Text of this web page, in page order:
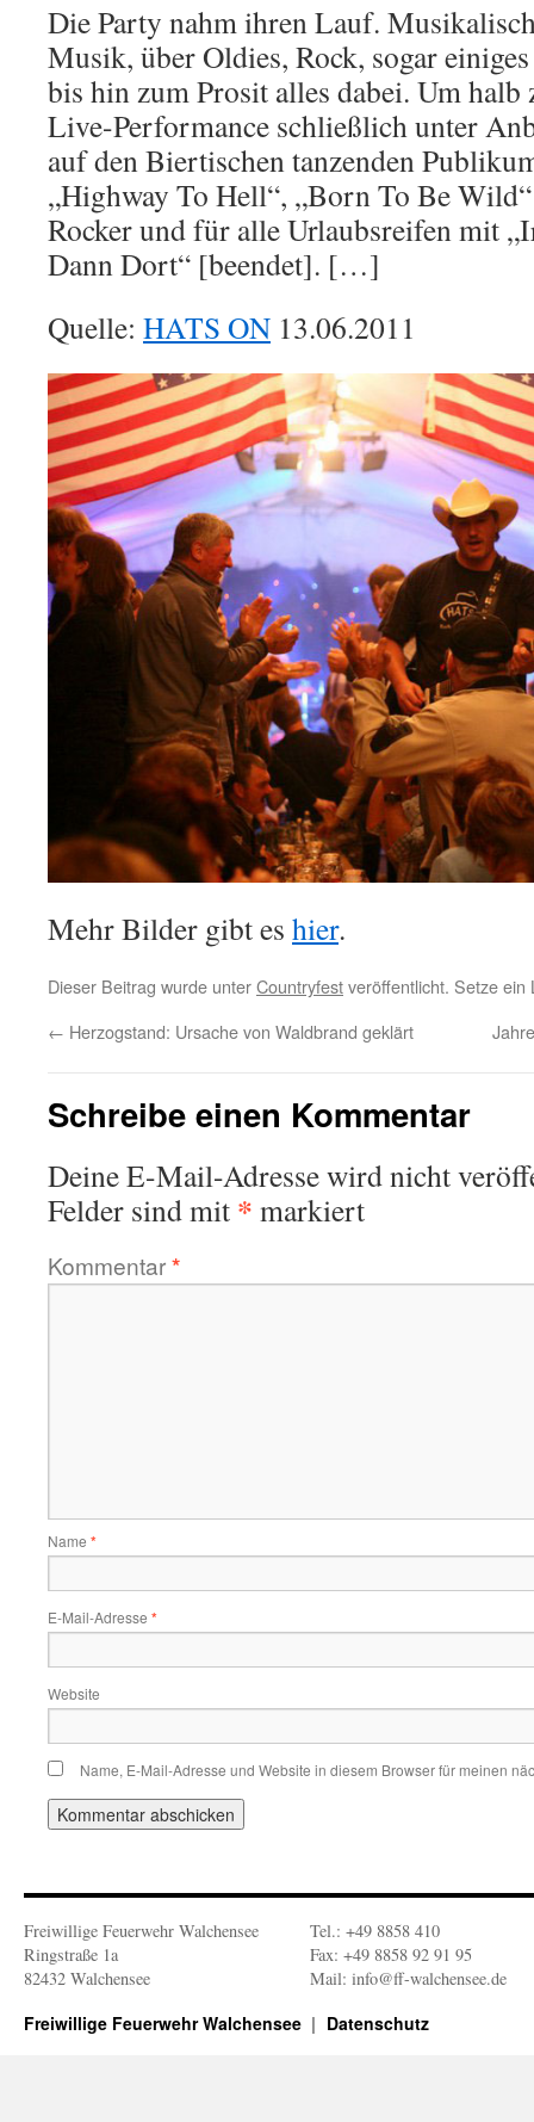
Die Party nahm ihren Lauf.
Musik, über Oldies, Rock, sogar
bis hin zum Prosit alles dabei. Um
Live-Performance schließlich unter
auf den Biertischen tanzenden
„Highway To Hell“, „Born To Be
Rocker und für alle Urlaubsreifen mit
Dann Dort“ [beendet]. […]
Quelle: HATS ON 13.06.2011
Mehr Bilder gibt es hier.
Dieser Beitrag wurde unterCountryfestveröffentlicht. Setze
← Herzogstand: Ursache von Waldbrand geklärt
Schreibe einen Kommentar
Deine E-Mail-Adresse wird nicht
Felder sind mit * markiert
Kommentar*
Name *
E-Mail-Adresse *
Website
Name, E-Mail-Adresse und Website in diesem Browser für meinen
Freiwillige Feuerwehr Walchensee
Ringstraße 1a
82432 Walchensee
Tel.: +49 8858 410
Fax: +49 8858 92 91 95
Mail: info@ff-walchensee.de
Freiwillige Feuerwehr Walchensee Datenschutz